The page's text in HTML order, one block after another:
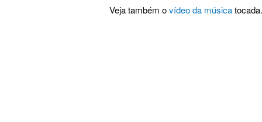
Veja também ovídeo da músicatocada.